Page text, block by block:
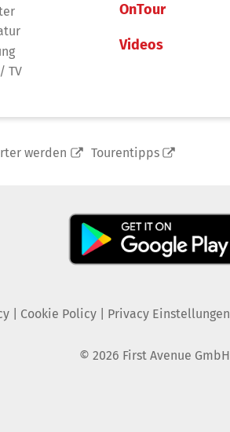
TV
OnTour
Videos
werden Tourentipps
| Cookie Policy| Privacy Einstellungen
© 2026 First Avenue GmbH